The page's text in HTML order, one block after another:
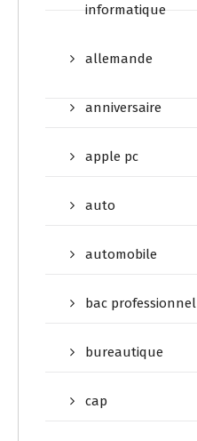
informatique
allemande
anniversaire
apple pc
auto
automobile
bac professionnel
bureautique
cap